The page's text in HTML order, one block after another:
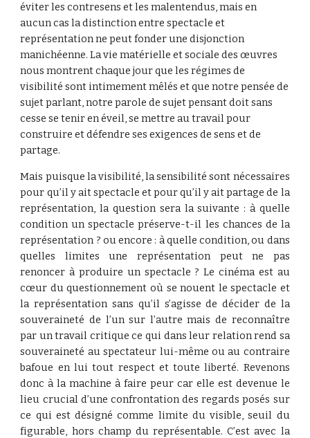
éviter les contresens et les malentendus, mais en
aucun cas la distinction entre spectacle et
représentation ne peut fonder une disjonction
manichéenne. La vie matérielle et sociale des œuvres
nous montrent chaque jour que les régimes de
visibilité sont intimement mêlés et que notre pensée de
sujet parlant, notre parole de sujet pensant doit sans
cesse se tenir en éveil, se mettre au travail pour
construire et défendre ses exigences de sens et de
partage.
Mais puisque la visibilité, la sensibilité sont nécessaires
pour qu’il y ait spectacle et pour qu’il y ait partage de la
représentation, la question sera la suivante : à quelle
condition un spectacle préserve-t-il les chances de la
représentation ? ou encore : à quelle condition, ou dans
quelles limites une représentation peut ne pas
renoncer à produire un spectacle ? Le cinéma est au
cœur du questionnement où se nouent le spectacle et
la représentation sans qu’il s’agisse de décider de la
souveraineté de l’un sur l’autre mais de reconnaître
par un travail critique ce qui dans leur relation rend sa
souveraineté au spectateur lui-même ou au contraire
bafoue en lui tout respect et toute liberté. Revenons
donc à la machine à faire peur car elle est devenue le
lieu crucial d’une confrontation des regards posés sur
ce qui est désigné comme limite du visible, seuil du
figurable, hors champ du représentable. C’est avec la